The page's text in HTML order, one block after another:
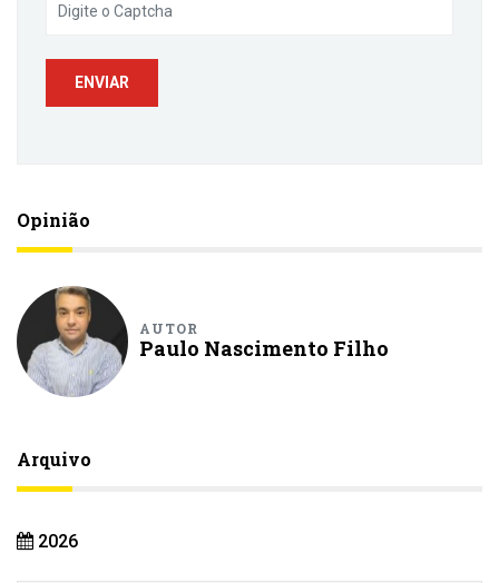
Opinião
AUTOR
Paulo Nascimento Filho
Arquivo
2026